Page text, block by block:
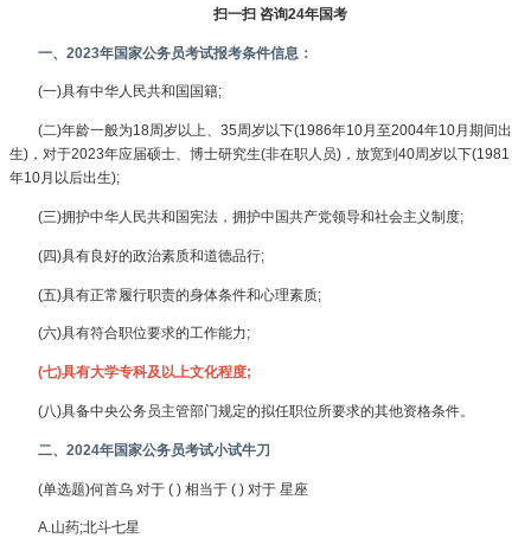
扫一扫 咨询24年国考
一、2023年国家公务员考试报考条件信息：
(一)具有中华人民共和国国籍;
(二)年龄一般为18周岁以上、35周岁以下(1986年10月至2004年10月期间出
生)，对于2023年应届硕士、博士研究生(非在职人员)，放宽到40周岁以下(1981
年10月以后出生);
(三)拥护中华人民共和国宪法，拥护中国共产党领导和社会主义制度;
(四)具有良好的政治素质和道德品行;
(五)具有正常履行职责的身体条件和心理素质;
(六)具有符合职位要求的工作能力;
(七)具有大学专科及以上文化程度;
(八)具备中央公务员主管部门规定的拟任职位所要求的其他资格条件。
二、2024年国家公务员考试小试牛刀
(单选题)何首乌 对于 ( ) 相当于 ( ) 对于 星座
A.山药;北斗七星